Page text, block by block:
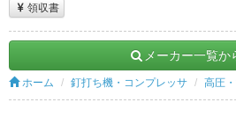
領収書
メーカー一覧か
ホーム 釘打ち機・コンプレッサ 高圧